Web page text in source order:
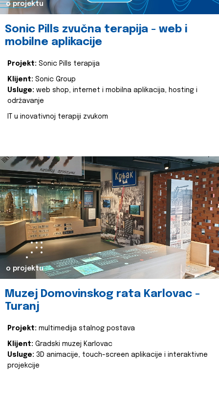
o projektu
Sonic Pills zvučna terapija - web i
mobilne aplikacije
Projekt: Sonic Pills terapija
Klijent: Sonic Group
Usluge: web shop, internet i mobilna aplikacija, hosting i
održavanje
IT u inovativnoj terapiji zvukom
o projektu
Muzej Domovinskog rata Karlovac -
Turanj
Projekt: multimedija stalnog postava
Klijent: Gradski muzej Karlovac
Usluge: 3D animacije, touch-screen aplikacije i interaktivne
projekcije